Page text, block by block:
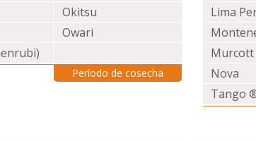
Okitsu
Owari
Período de cosecha
Lima
Murcott
Nova
Tango